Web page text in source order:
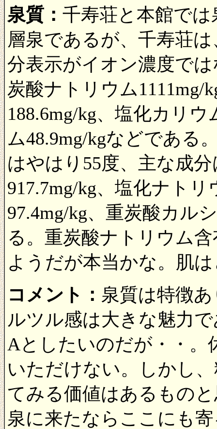
泉質： 千寿荘と本館で
層泉であるが、千寿荘
分表示がイオン濃度で
炭酸ナトリウム1111mg/
188.6mg/kg、塩化カリ
ム48.9mg/kgなどである
はやはり55度、主な成
917.7mg/kg、塩化ナト
97.4mg/kg、重炭酸カル
る。重炭酸ナトリウム
ようだが本当かな。肌
コメント： 泉質は特徴
ルツル感は大きな魅力
Aとしたいのだが・・。
いただけない。しかし
てみる価値はあるもの
泉に来たならここにも